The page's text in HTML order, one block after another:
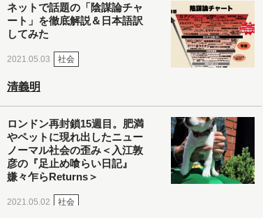
ネットで話題の「陰謀論チャ
ート」を徹底解説＆日本語訳
してみた
2021.05.03 社会
清義明
ロンドン再封鎖15週目。肥満
やペットに現れ出したニュー
ノーマル社会の歪み＜入江敦
彦の『足止め喰らい日記』
嫌々乍らReturns＞
2021.05.02 社会